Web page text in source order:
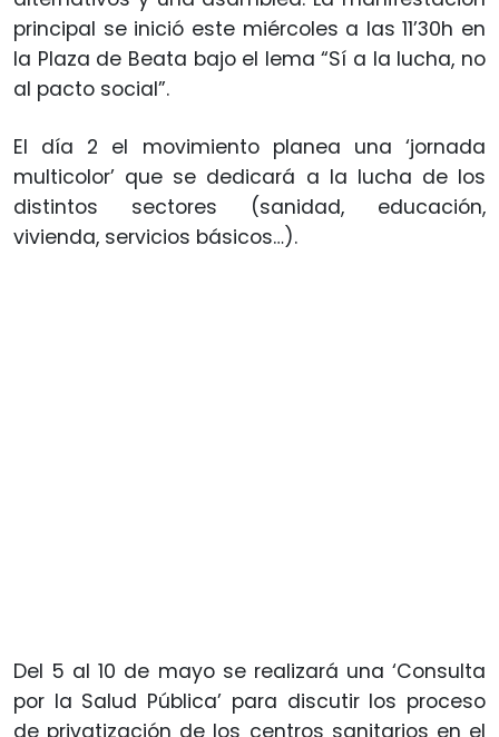
principal se inició este miércoles a las 11’30h en
la Plaza de Beata bajo el lema “Sí a la lucha, no
al pacto social”.
El día 2 el movimiento planea una ‘jornada
multicolor’ que se dedicará a la lucha de los
distintos sectores (sanidad, educación,
vivienda, servicios básicos…).
Del 5 al 10 de mayo se realizará una ‘Consulta
por la Salud Pública’ para discutir los proceso